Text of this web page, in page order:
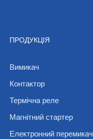
ПРОДУКЦІЯ
Вимикач
Контактор
Термічна реле
Магнітний стартер
Електронний перемикач